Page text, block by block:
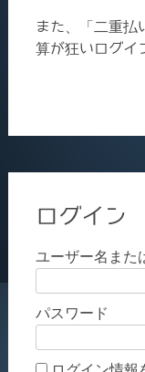
また、「二重払
算が狂いログイ
ログイン
ユーザー名また
パスワード